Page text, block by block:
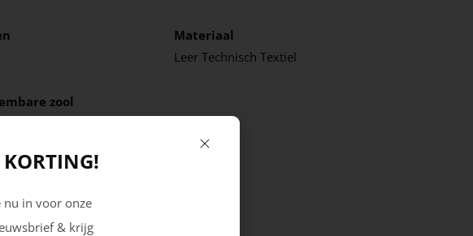
Materiaal
Leer Technisch Textiel
zool
nu in voor onze
& krijg